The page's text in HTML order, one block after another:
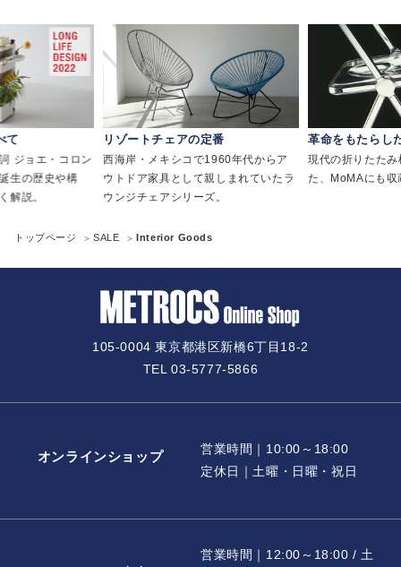
て
ジョエ・コロン
生の歴史や構
解説。
リゾートチェアの定番
西海岸・メキシコで1960年代からア
ウトドア家具として親しまれていたラ
ウンジチェアシリーズ。
革命をもたらし
現代の折りたた
た、MoMAにも収
トップページ SALE Interior Goods
105-0004 東京都港区新橋6丁目18-2
TEL 03-5777-5866
オンラインショップ
営業時間｜10:00～18:00
定休日｜土曜・日曜・祝日
営業時間｜12:00～18:00 / 土